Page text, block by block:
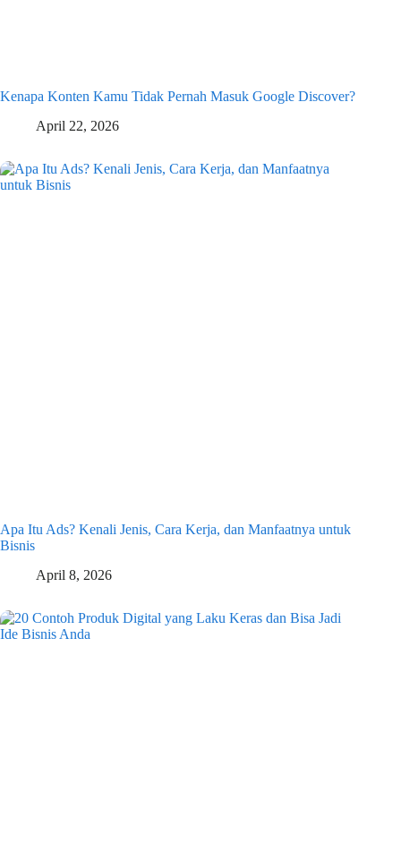
Kenapa Konten Kamu Tidak Pernah Masuk Google Discover?
April 22, 2026
Apa Itu Ads? Kenali Jenis, Cara Kerja, dan Manfaatnya untuk
Bisnis
April 8, 2026